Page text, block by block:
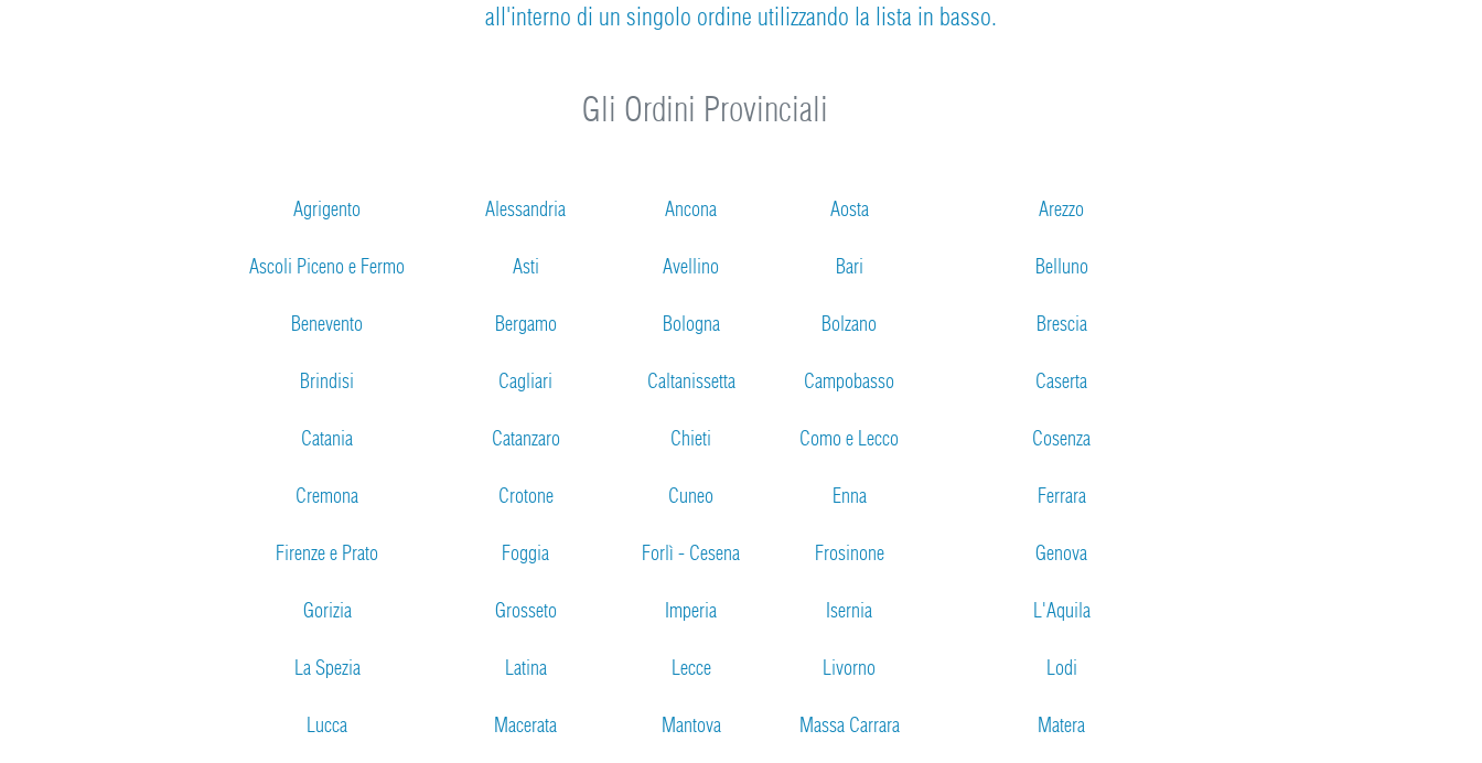
all'interno di un singolo ordine utilizzando la lista in basso.
Gli Ordini Provinciali
Agrigento Alessandria Ancona Aosta Arezzo
Ascoli Piceno e Fermo Asti Avellino Bari Belluno
Benevento Bergamo Bologna Bolzano Brescia
Brindisi Cagliari Caltanissetta Campobasso Caserta
Catania Catanzaro Chieti Como e Lecco Cosenza
Cremona Crotone Cuneo Enna Ferrara
Firenze e Prato Foggia Forlì - Cesena Frosinone Genova
Gorizia Grosseto Imperia Isernia L'Aquila
La Spezia Latina Lecce Livorno Lodi
Lucca Macerata Mantova Massa Carrara Matera